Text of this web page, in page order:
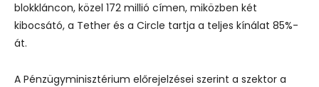
blokkláncon, közel 172 millió címen, miközben két
kibocsátó, a Tether és a Circle tartja a teljes kínálat 85%-
át.
A Pénzügyminisztérium előrejelzései szerint a szektor a